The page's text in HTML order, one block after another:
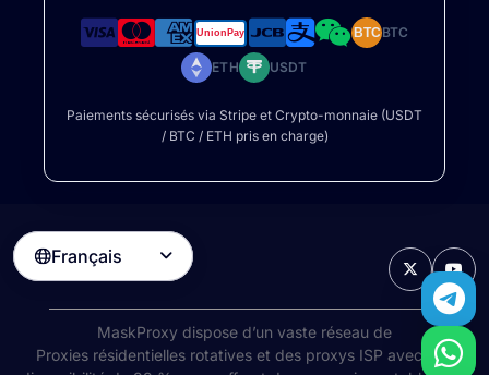
BTCBTC
ETH USDT
Paiements sécurisés via Stripe et Crypto-monnaie (USDT
/ BTC / ETH pris en charge)
Français 
MaskProxy dispose d’un vaste réseau de
Proxies résidentielles rotatives et des proxys ISP avec une